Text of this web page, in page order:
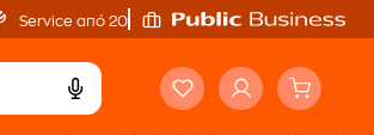
Service από 20'